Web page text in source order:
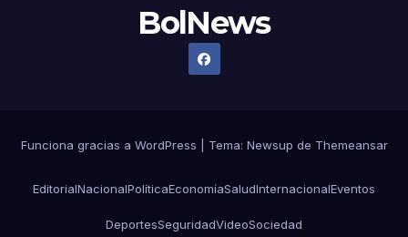
BolNews
Funciona gracias a WordPress Tema: Newsup de Themeansar
EditorialNacionalPolíticaEconomíaSaludInternacionalEventos
DeportesSeguridadVideoSociedad